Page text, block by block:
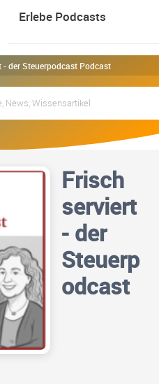
Erlebe Podcasts
- der Steuerpodcast Podcast
Frisch
serviert
- der
Steuerp
odcast